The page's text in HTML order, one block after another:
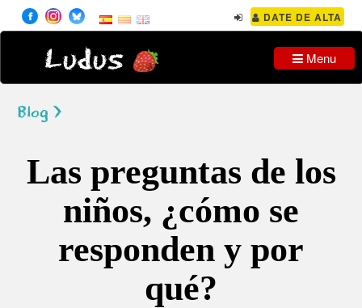
DATE DE ALTA
Ludus Menu
Blog >
Las preguntas de los
niños, ¿cómo se
responden y por
qué?